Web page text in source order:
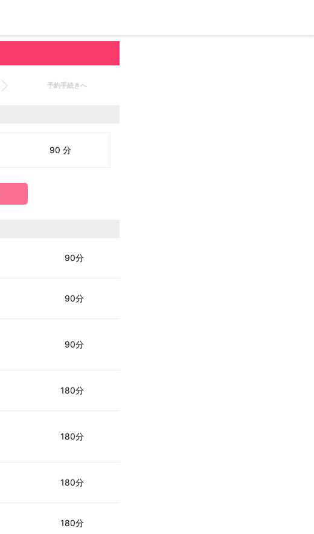
予約手続きへ
90 分
90分
90分
90分
180分
180分
180分
180分